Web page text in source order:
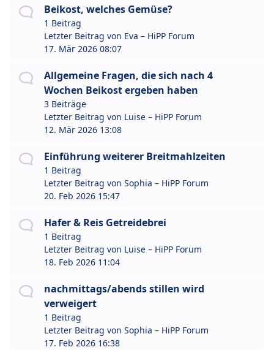
Beikost, welches Gemüse?
1 Beitrag
Letzter Beitrag von Eva – HiPP Forum
17. Mär 2026 08:07
Allgemeine Fragen, die sich nach 4
Wochen Beikost ergeben haben
3 Beiträge
Letzter Beitrag von Luise – HiPP Forum
12. Mär 2026 13:08
Einführung weiterer Breitmahlzeiten
1 Beitrag
Letzter Beitrag von Sophia – HiPP Forum
20. Feb 2026 15:47
Hafer & Reis Getreidebrei
1 Beitrag
Letzter Beitrag von Luise – HiPP Forum
18. Feb 2026 11:04
nachmittags/abends stillen wird
verweigert
1 Beitrag
Letzter Beitrag von Sophia – HiPP Forum
17. Feb 2026 16:38